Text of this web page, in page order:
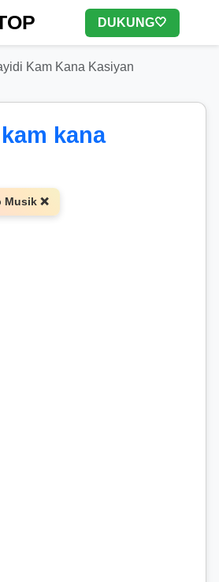
DUKUNG🤍
Kam Kana Kasiyan
kana
Musik ❌